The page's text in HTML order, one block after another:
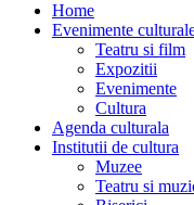
Home
Evenimente
Teatru si film
Expozitii
Evenimente
Cultura
Agenda culturala
Institutii de cultura
Muzee
Teatru si